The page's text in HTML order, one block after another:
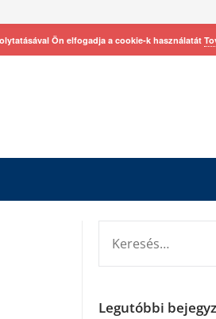
Legutóbbi
Ön elfogadja a cookie-k használatát